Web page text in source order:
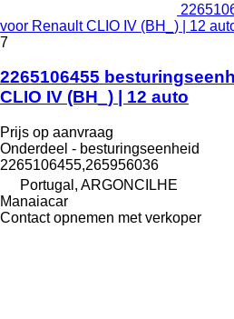
voor Renault CLIO IV (BH_) | 12
7
2265106455
CLIO IV (BH_) | 12 auto
Prijs op aanvraag
Onderdeel - besturingseenheid
2265106455,265956036
Portugal, ARGONCILHE
Manaiacar
Contact opnemen met verkoper